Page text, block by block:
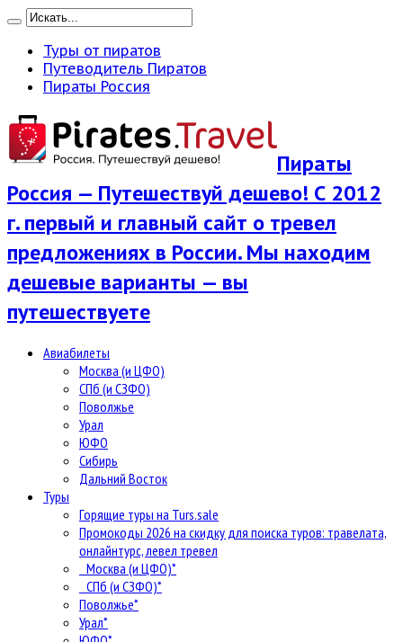
Туры от пиратов
Путеводитель Пиратов
Пираты Россия
Пираты
Россия — Путешествуй дешево! С 2012
г. первый и главный сайт о тревел
предложениях в России. Мы находим
дешевые варианты — вы
путешествуете
Авиабилеты
Москва (и ЦФО)
СПб (и СЗФО)
Поволжье
Урал
ЮФО
Сибирь
Дальний Восток
Туры
Горящие туры на Turs.sale
Промокоды 2026 на скидку для поиска туров: травелата,
онлайнтурс, левел тревел
Москва (и ЦФО)*
СПб (и СЗФО)*
Поволжье*
Урал*